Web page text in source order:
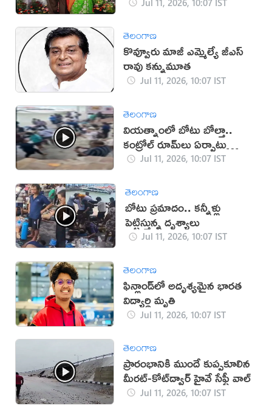
తెలంగాణ
కొవ్వూరు మాజీ ఎమ్మెల్యే జీ‌ఎస్
రావు కన్నుమూత
Jul 11, 2026, 10:07 IST
తెలంగాణ
వియత్నాంలో బోటు బోల్తా..
కంట్రోల్ రూమ్‌లు ఏర్పాటు
(వీడియో)
Jul 11, 2026, 10:07 IST
తెలంగాణ
బోటు ప్రమాదం.. కన్నీళ్లు
పెట్టిస్తున్న దృశ్యాలు
Jul 11, 2026, 10:07 IST
తెలంగాణ
ఫిన్లాండ్‌లో అదృశ్యమైన భారత
విద్యార్థి మృతి
Jul 11, 2026, 10:07 IST
తెలంగాణ
ప్రారంభానికి ముందే కుప్పకూలిన
మీరట్-కోట్‌ద్వార్ హైవే సేఫ్టీ వాల్
Jul 11, 2026, 10:07 IST